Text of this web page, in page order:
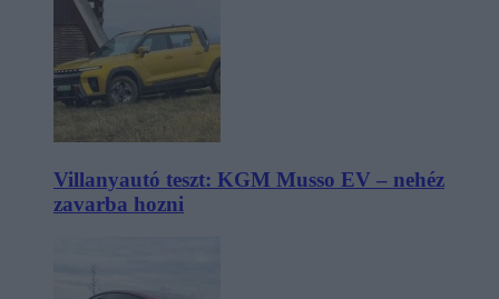
Villanyautó teszt: KGM Musso EV – nehéz
zavarba hozni